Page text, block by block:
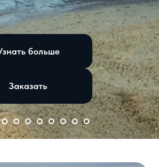
больше
Заказать